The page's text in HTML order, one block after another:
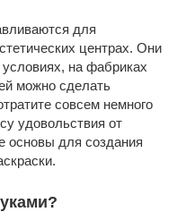
для
центрах. Они
на фабриках
можно сделать
совсем немного
удовольствия от
основы для создания